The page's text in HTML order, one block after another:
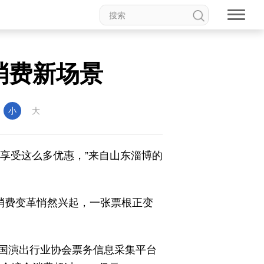
费新场景
小 大
受这么多优惠，”来自山东淄博的
费变革悄然兴起，一张票根正变
演出行业协会票务信息采集平台